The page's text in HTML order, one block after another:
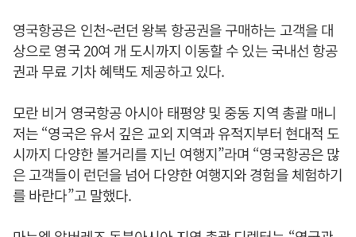
영국항공은 인천~런던 왕복 항공권을 구매하는 고객을 대
상으로 영국 20여 개 도시까지 이동할 수 있는 국내선 항공
권과 무료 기차 혜택도 제공하고 있다.
모란 비거 영국항공 아시아 태평양 및 중동 지역 총괄 매니
저는 “영국은 유서 깊은 교외 지역과 유적지부터 현대적 도
시까지 다양한 볼거리를 지닌 여행지”라며 “영국항공은 많
은 고객들이 런던을 넘어 다양한 여행지와 경험을 체험하기
를 바란다”고 말했다.